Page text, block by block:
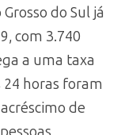
do Sul já
com 3.740
a uma taxa
horas foram
de